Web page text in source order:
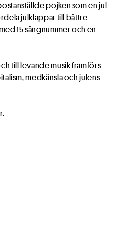
pojken som en jul
julklappar till bättre
15 sångnummer och en
till levande musik framförs
medkänsla och julens